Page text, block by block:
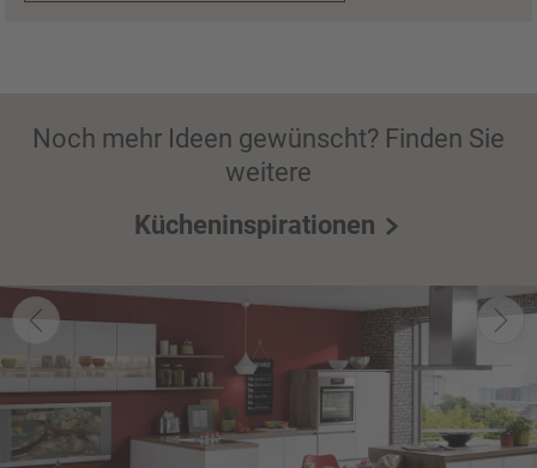
Noch mehr Ideen gewünscht? Finden Sie
weitere
Kücheninspirationen